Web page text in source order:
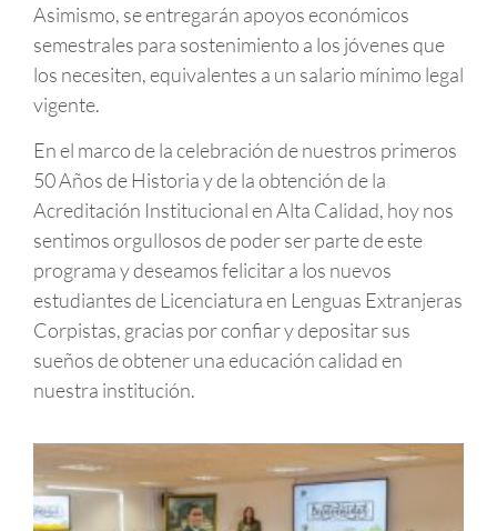
Asimismo, se entregarán apoyos económicos
semestrales para sostenimiento a los jóvenes que
los necesiten, equivalentes a un salario mínimo legal
vigente.
En el marco de la celebración de nuestros primeros
50 Años de Historia y de la obtención de la
Acreditación Institucional en Alta Calidad, hoy nos
sentimos orgullosos de poder ser parte de este
programa y deseamos felicitar a los nuevos
estudiantes de Licenciatura en Lenguas Extranjeras
Corpistas, gracias por confiar y depositar sus
sueños de obtener una educación calidad en
nuestra institución.